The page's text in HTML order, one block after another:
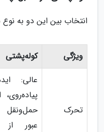
انتخاب بین این دو به
ویژگی کوله‌پشتی
تحرک
عالی:
پیاده‌روی،
عبور از